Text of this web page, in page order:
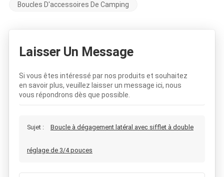
Boucles D'accessoires De Camping
Laisser Un Message
Si vous êtes intéressé par nos produits et souhaitez
en savoir plus, veuillez laisser un message ici, nous
vous répondrons dès que possible.
Sujet : Boucle à dégagement latéral avec sifflet à double
réglage de 3/4 pouces